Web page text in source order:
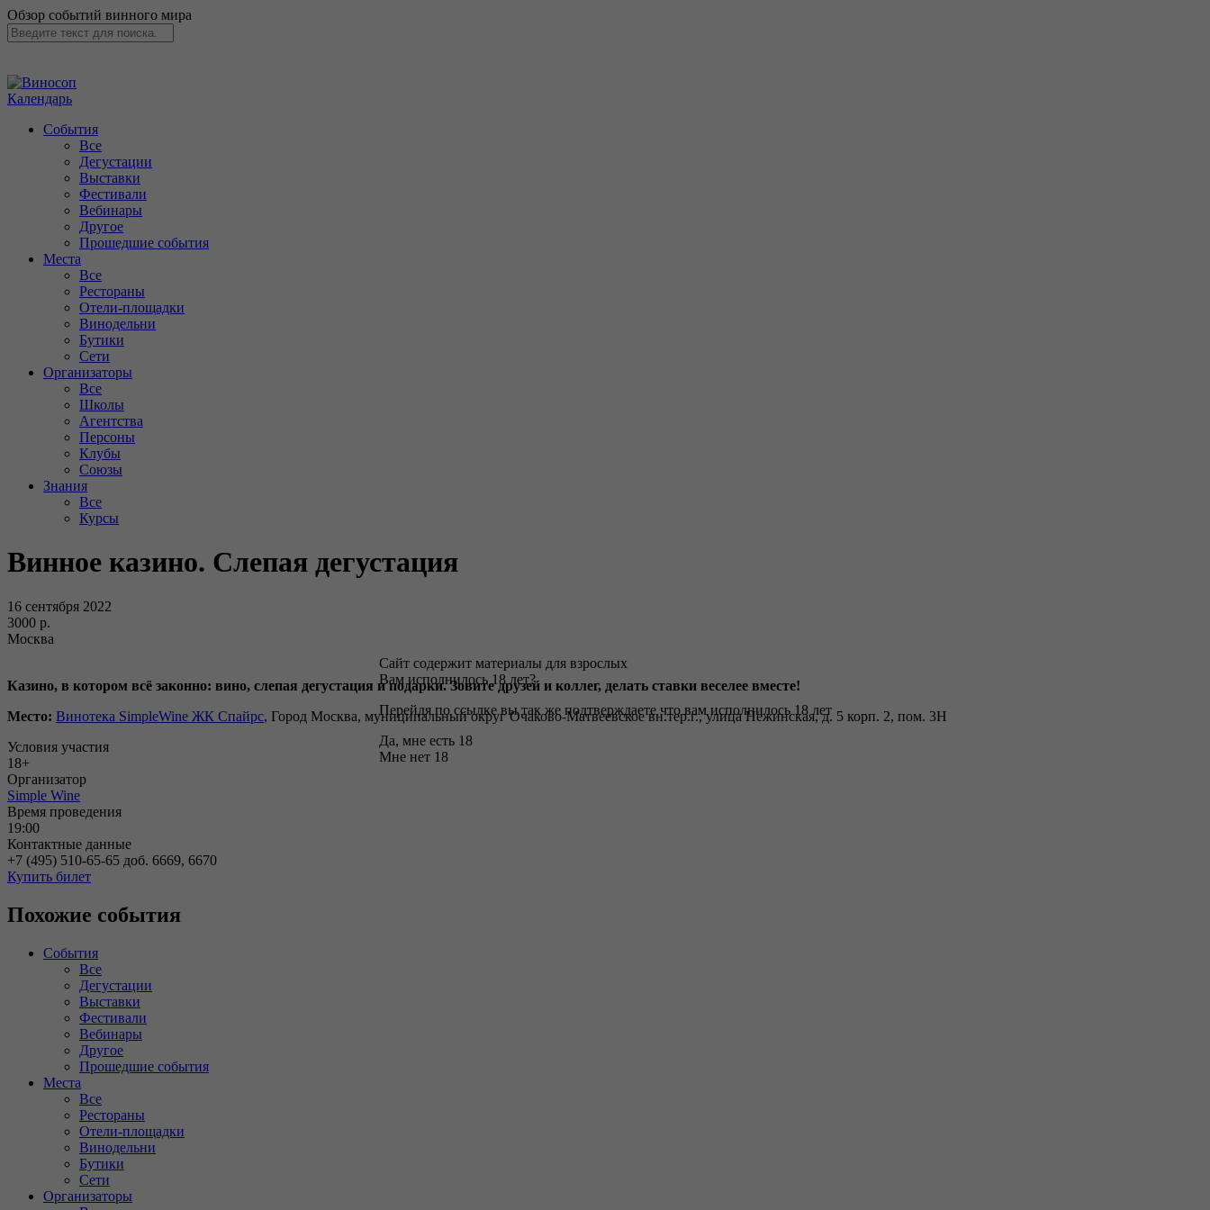
Обзор событий винного мира
Календарь
События
Все
Дегустации
Выставки
Фестивали
Вебинары
Другое
Прошедшие события
Места
Все
Рестораны
Отели-площадки
Винодельни
Бутики
Сети
Организаторы
Все
Школы
Агентства
Персоны
Клубы
Союзы
Знания
Все
Курсы
Винное казино. Слепая дегустация
16 сентября 2022
3000 р.
Москва
Казино, в котором всё законно: вино, слепая дегустация и подарки. Зовите друзей и коллег, делать ставки веселее вместе!
Место: Винотека SimpleWine ЖК Спайрс, Город Москва, муниципальный округ Очаково-Матвеевское вн.тер.г., улица Нежинская, д. 5 корп. 2, пом. 3Н
Условия участия
18+
Организатор
Simple Wine
Время проведения
19:00
Контактные данные
+7 (495) 510-65-65 доб. 6669, 6670
Купить билет
Похожие события
События
Все
Дегустации
Выставки
Фестивали
Вебинары
Другое
Прошедшие события
Места
Все
Рестораны
Отели-площадки
Винодельни
Бутики
Сети
Организаторы
Сайт содержит материалы для взрослых
Вам исполнилось 18 лет?
Перейдя по ссылке вы так же подтверждаете что вам исполнилось 18 лет
Да, мне есть 18
Мне нет 18